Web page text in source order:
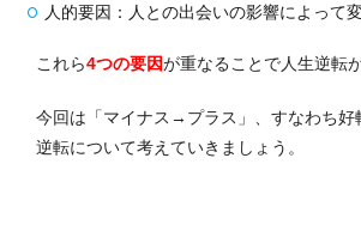
人的要因：人との出会いの影響によって
これら4つの要因が重なることで人生逆転
今回は「マイナス→プラス」、すなわち好
逆転について考えていきましょう。